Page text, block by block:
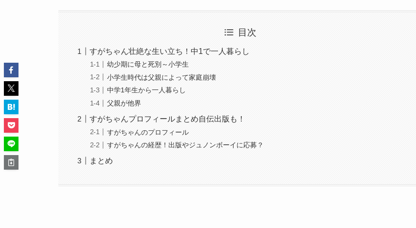
目次
すがちゃん壮絶な生い立ち！中1で一人暮らし
幼少期に母と死別～小学生
小学生時代は父親によって家庭崩壊
中学1年生から一人暮らし
父親が他界
すがちゃんプロフィールまとめ自伝出版も！
すがちゃんのプロフィール
すがちゃんの経歴！出版やジュノンボーイに応募？
まとめ